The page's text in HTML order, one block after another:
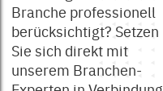
Branche professionell
berücksichtigt? Setzen
Sie sich direkt mit
unserem Branchen-